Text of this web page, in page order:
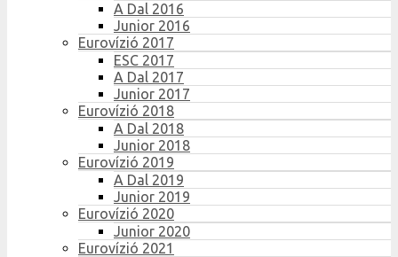
A Dal 2016
Junior 2016
Eurovízió 2017
ESC 2017
A Dal 2017
Junior 2017
Eurovízió 2018
A Dal 2018
Junior 2018
Eurovízió 2019
A Dal 2019
Junior 2019
Eurovízió 2020
Junior 2020
Eurovízió 2021